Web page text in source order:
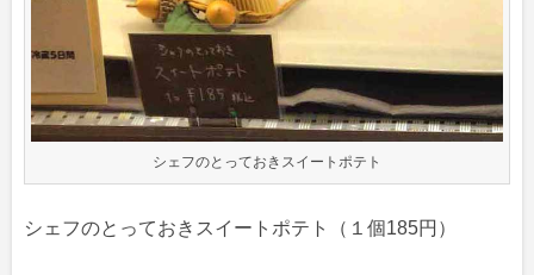
シェフのとっておきスイートポテト
シェフのとっておきスイートポテト（１個185円）